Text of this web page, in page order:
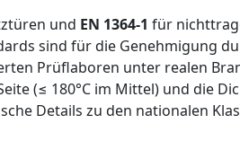
und EN 1364-1 für
sind für die Genehmigung
Prüflaboren unter realen
(≤ 180°C im Mittel) und die
Details zu den nationalen